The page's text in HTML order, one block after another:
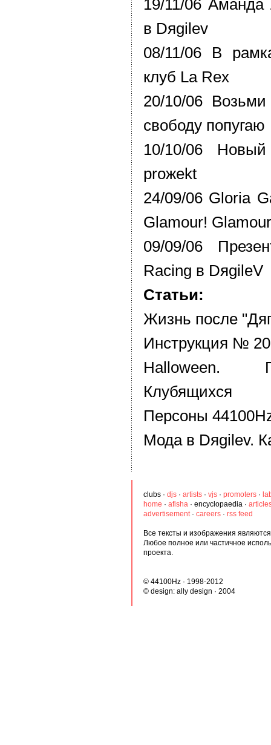
19/11/06
в Dяgilev
08/11/06 В
клуб La Rex
20/10/06
свободу попугаю
10/10/06
proжekt
24/09/06 Gloria
Glamour!
09/09/06
Racing в DяgileV
Статьи:
Жизнь после
Инструкция №
Halloween.
Клубящихся
Персоны
Мода в Dяgilev.
clubs · djs · artists · vjs · promoters ·
home · afisha · encyclopaedia ·
advertisement· careers · rss feed
Все тексты и изображения
Любое полное или частичное
проекта.
© 44100Hz · 1998-2012
© design: ally design · 2004